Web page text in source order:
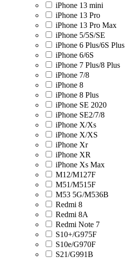
iPhone 13 mini
iPhone 13 Pro
iPhone 13 Pro Max
iPhone 5/5S/SE
iPhone 6 Plus/6S Plus
iPhone 6/6S
iPhone 7 Plus/8 Plus
iPhone 7/8
iPhone 8
iPhone 8 Plus
iPhone SE 2020
iPhone SE2/7/8
iPhone X/Xs
iPhone X/XS
iPhone Xr
iPhone XR
iPhone Xs Max
M12/M127F
M51/M515F
M53 5G/M536B
Redmi 8
Redmi 8A
Redmi Note 7
S10+/G975F
S10e/G970F
S21/G991B